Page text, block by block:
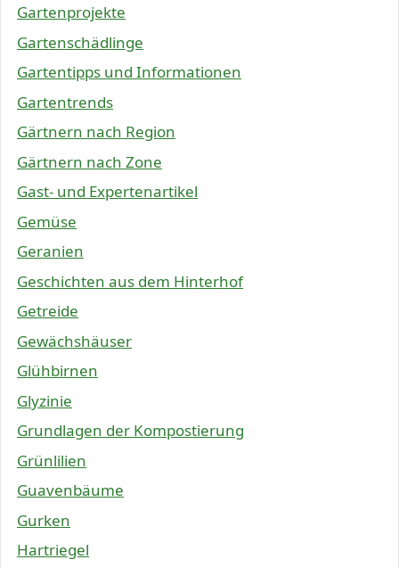
Gartenprojekte
Gartenschädlinge
Gartentipps und Informationen
Gartentrends
Gärtnern nach Region
Gärtnern nach Zone
Gast- und Expertenartikel
Gemüse
Geranien
Geschichten aus dem Hinterhof
Getreide
Gewächshäuser
Glühbirnen
Glyzinie
Grundlagen der Kompostierung
Grünlilien
Guavenbäume
Gurken
Hartriegel